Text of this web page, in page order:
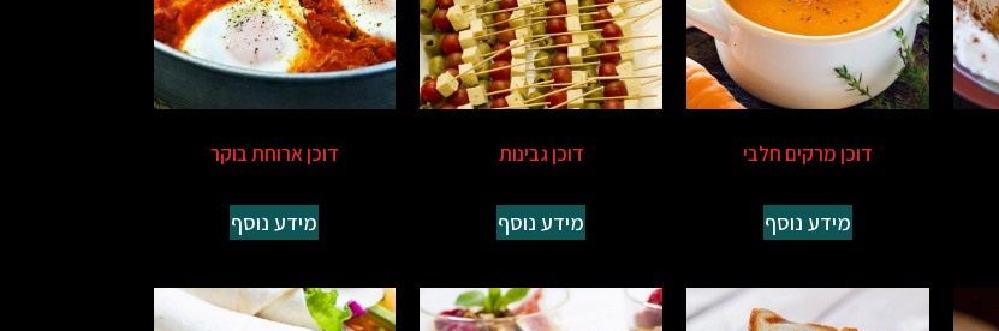
דוכן מרקים חלבי
מידע נוסף
דוכן גבינות
מידע נוסף
דוכן ארוחת בוקר
מידע נוסף